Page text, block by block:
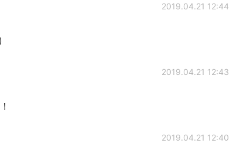
2019.04.21 12:44
2019.04.21 12:43
2019.04.21 12:40